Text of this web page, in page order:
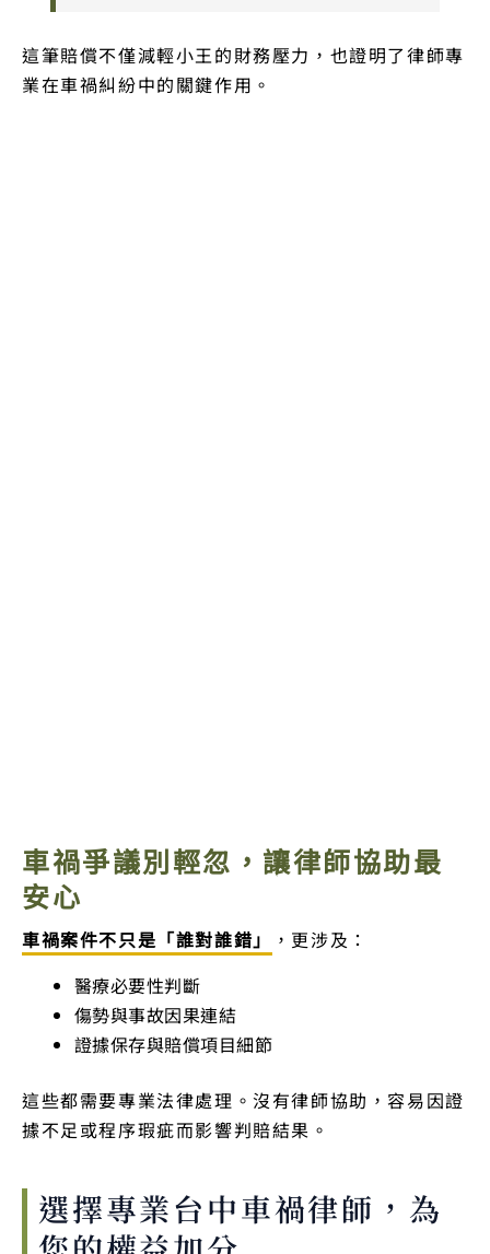
這筆賠償不僅減輕小王的財務壓力，也證明了律師專
業在車禍糾紛中的關鍵作用。
車禍爭議別輕忽，讓律師協助最
安心
車禍案件不只是「誰對誰錯」
，更涉及：
醫療必要性判斷
傷勢與事故因果連結
證據保存與賠償項目細節
這些都需要專業法律處理。沒有律師協助，容易因證
據不足或程序瑕疵而影響判賠結果。
選擇專業台中車禍律師，為